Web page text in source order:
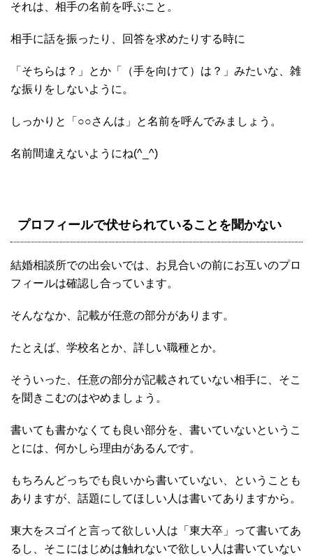
それは、相手の名前を呼ぶこと。
相手に話を振ったり、回答を求めたりする時に
「そちらは？」とか「（手を向けて）は？」みたいな、雑
な振りをしないように。
しっかりと「○○さんは」と名前を呼んでみましょう。
名前間違えないようにね(^_^)
プロフィールで伏せられていることを聞かない
結婚相談所での出会いでは、お見合いの前にお互いのプロ
フィールは確認し合っています。
そんななか、記載が任意の部分があります。
たとえば、学校名とか、詳しい職種とか。
そういった、任意の部分が記載されていない相手に、そこ
を聞きこむのはやめましょう。
書いても書かなくても良い部分を、書いていないというこ
とには、何かしら理由があるんです。
もちろんどっちでも良いから書いていない、ということも
ありますが、話題にしてほしい人は書いてありますから。
東大をスゴイと言って欲しい人は「東大卒」って書いてあ
るし、そこにはじめは触れないで欲しい人は書いていない